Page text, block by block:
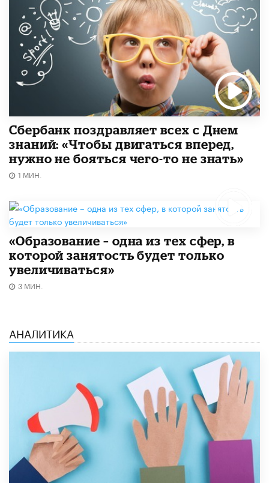
Сбербанк поздравляет всех с Днем
знаний: «Чтобы двигаться вперед,
нужно не бояться чего-то не знать»
1 МИН.
«Образование – одна из тех сфер, в
которой занятость будет только
увеличиваться»
3 МИН.
АНАЛИТИКА